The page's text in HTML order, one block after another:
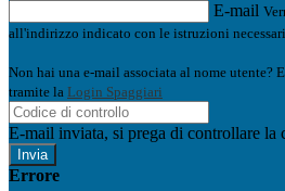
E-mail
all'indirizzo indicato con le istruzioni
Non hai una e-mail associata al nome utente?
tramite la Login Spaggiari
E-mail inviata, si prega di controllare la
Errore